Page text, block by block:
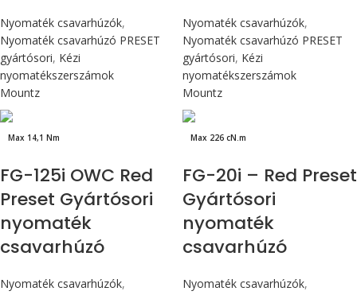
Nyomaték csavarhúzók,
Nyomaték csavarhúzó PRESET
gyártósori, Kézi
nyomatékszerszámok
Mountz
Nyomaték csavarhúzók,
Nyomaték csavarhúzó PRESET
gyártósori, Kézi
nyomatékszerszámok
Mountz
Max 14,1 Nm
FG-125i OWC Red
Preset Gyártósori
nyomaték
csavarhúzó
Nyomaték csavarhúzók,
Max 226 cN.m
FG-20i – Red Preset
Gyártósori
nyomaték
csavarhúzó
Nyomaték csavarhúzók,